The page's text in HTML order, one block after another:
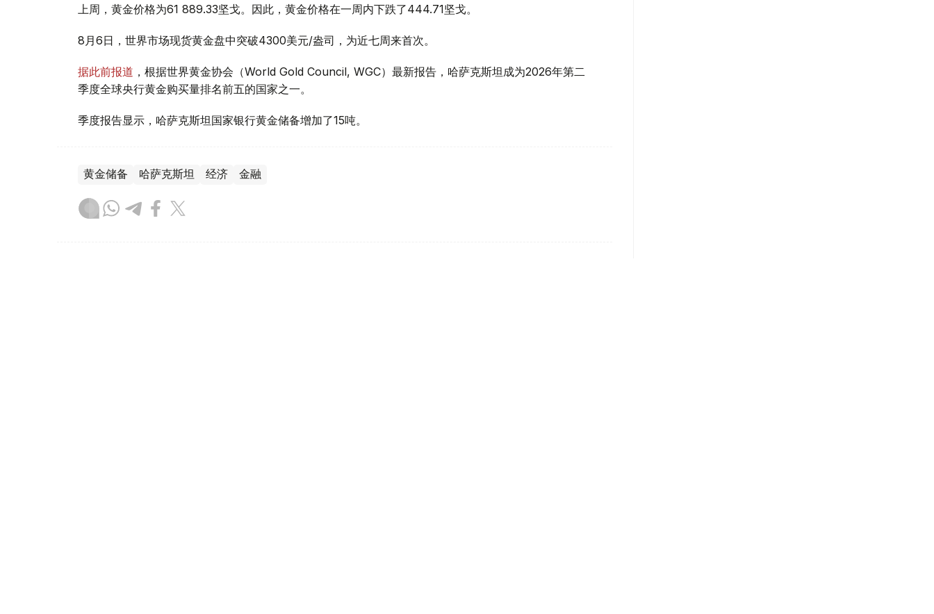
上周，黄金价格为61 889.33坚戈。因此，黄金价格在一周内下跌了444.71坚戈。
8月6日，世界市场现货黄金盘中突破4300美元/盎司，为近七周来首次。
据此前报道 ，根据世界黄金协会（World Gold Council, WGC）最新报告，哈萨克斯坦成为2026年第二
季度全球央行黄金购买量排名前五的国家之一。
季度报告显示，哈萨克斯坦国家银行黄金储备增加了15吨。
黄金储备 哈萨克斯坦 经济 金融